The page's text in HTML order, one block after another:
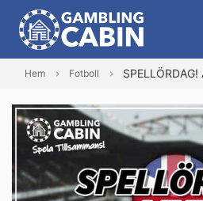
Hem Fotboll SPELLÖRDAG!